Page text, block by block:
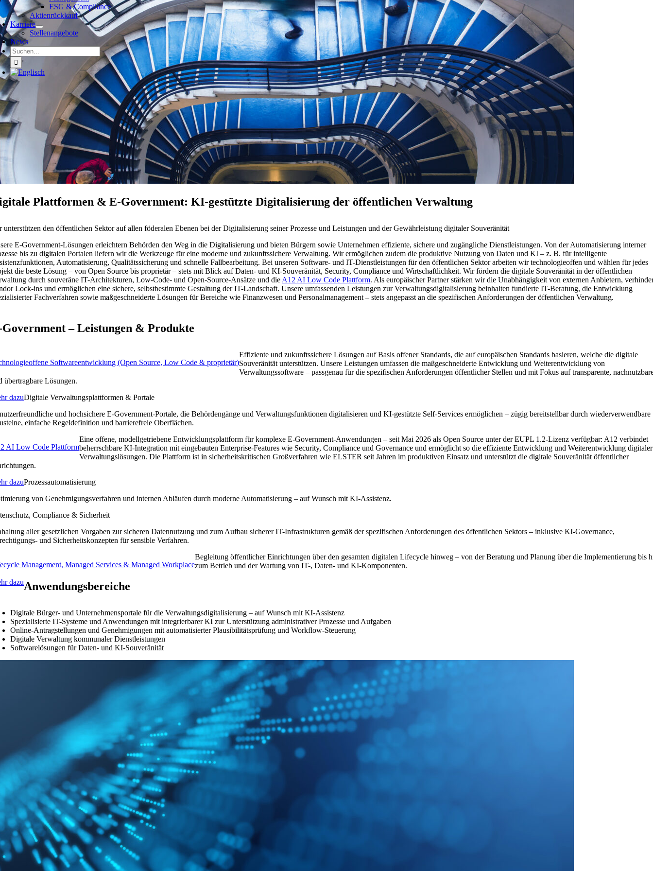
ESG & Compliance
Aktienrückkauf
Karriere
Stellenangebote
News
Suche
nach:
Plattformen & E-Government: KI-gestützte Digitalisierung der öffentlichen Verwaltung
unterstützen den öffentlichen Sektor auf allen föderalen Ebenen bei der Digitalisierung seiner Prozesse und Leistungen und der Gewährleistung digitaler Souveränität
E-Government-Lösungen erleichtern Behörden den Weg in die Digitalisierung und bieten Bürgern sowie Unternehmen effiziente, sichere und zugängliche Dienstleistungen. Von der Automatisierung interner
bis zu digitalen Portalen liefern wir die Werkzeuge für eine moderne und zukunftssichere Verwaltung. Wir ermöglichen zudem die produktive Nutzung von Daten und KI – z. B. für intelligente
Automatisierung, Qualitätssicherung und schnelle Fallbearbeitung. Bei unseren Software- und IT-Dienstleistungen für den öffentlichen Sektor arbeiten wir technologieoffen und wählen für jedes
die beste Lösung – von Open Source bis proprietär – stets mit Blick auf Daten- und KI-Souveränität, Security, Compliance und Wirtschaftlichkeit. Wir fördern die digitale Souveränität in der öffentlichen
durch souveräne IT-Architekturen, Low-Code- und Open-Source-Ansätze und die A12 AILow Code Plattform. Als europäischer Partner stärken wir die Unabhängigkeit von externen Anbietern,
Lock-ins und ermöglichen eine sichere, selbstbestimmte Gestaltung der IT-Landschaft. Unsere umfassenden Leistungen zur Verwaltungsdigitalisierung beinhalten fundierte IT-Beratung, die Entwicklung
Fachverfahren sowie maßgeschneiderte Lösungen für Bereiche wie Finanzwesen und Personalmanagement – stets angepasst an die spezifischen Anforderungen der öffentlichen Verwaltung.
Government – Leistungen & Produkte
Softwareentwicklung (Open Source, Low Code & proprietär)
Effiziente und zukunftssichere Lösungen auf Basis offener Standards, die auf europäischen Standards basieren, welche die digitale
Souveränität unterstützen. Unsere Leistungen umfassen die maßgeschneiderte Entwicklung und Weiterentwicklung von
Verwaltungssoftware – passgenau für die spezifischen Anforderungen öffentlicher Stellen und mit Fokus auf transparente,
übertragbare Lösungen.
dazuDigitale Verwaltungsplattformen & Portale
und hochsichere E-Government-Portale, die Behördengänge und Verwaltungsfunktionen digitalisieren und KI-gestützte Self-Services ermöglichen – zügig bereitstellbar durch wiederverwendbare
einfache Regeldefinition und barrierefreie Oberflächen.
AI Low Code Plattform
Eine offene, modellgetriebene Entwicklungsplattform für komplexe E-Government-Anwendungen – seit Mai 2026 als Open Source unter der EUPL 1.2-Lizenz verfügbar: A12 verbindet
beherrschbare KI-Integration mit eingebauten Enterprise-Features wie Security, Compliance und Governance und ermöglicht so die effiziente Entwicklung und Weiterentwicklung digitaler
Verwaltungslösungen. Die Plattform ist in sicherheitskritischen Großverfahren wie ELSTER seit Jahren im produktiven Einsatz und unterstützt die digitale Souveränität öffentlicher
dazuProzessautomatisierung
von Genehmigungsverfahren und internen Abläufen durch moderne Automatisierung – auf Wunsch mit KI-Assistenz.
Compliance & Sicherheit
aller gesetzlichen Vorgaben zur sicheren Datennutzung und zum Aufbau sicherer IT-Infrastrukturen gemäß der spezifischen Anforderungen des öffentlichen Sektors – inklusive KI-Governance,
und Sicherheitskonzepten für sensible Verfahren.
Management, Managed Services & Managed Workplace
Begleitung öffentlicher Einrichtungen über den gesamten digitalen Lifecycle hinweg – von der Beratung und Planung über die Implementierung bis
zum Betrieb und der Wartung von IT-, Daten- und KI-Komponenten.
dazuAnwendungsbereiche
Digitale Bürger- und Unternehmensportale für die Verwaltungsdigitalisierung – auf Wunsch mit KI-Assistenz
Spezialisierte IT-Systeme und Anwendungen mit integrierbarer KI zur Unterstützung administrativer Prozesse und Aufgaben
Online-Antragstellungen und Genehmigungen mit automatisierter Plausibilitätsprüfung und Workflow-Steuerung
Digitale Verwaltung kommunaler Dienstleistungen
Softwarelösungen für Daten- und KI-Souveränität